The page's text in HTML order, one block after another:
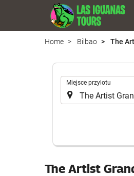
Home Bilbao The
Miejsce przylotu
The Artist